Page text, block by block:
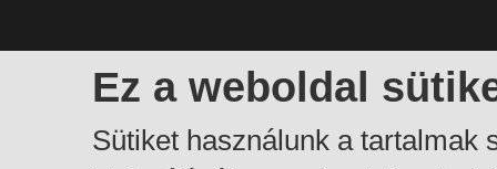
Ez a weboldal
Sütiket használunk a tartalmak